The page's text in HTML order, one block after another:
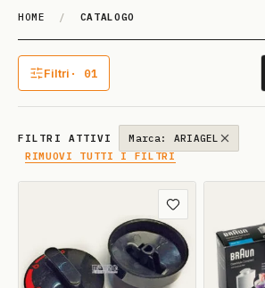
HOME / CATALOGO
Catalogo
Filtri · 01
1 filtro attivo
FILTRI ATTIVI
Marca: ARIAGEL
RIMUOVI TUTTI I FILTRI
Aggiungi ai preferiti